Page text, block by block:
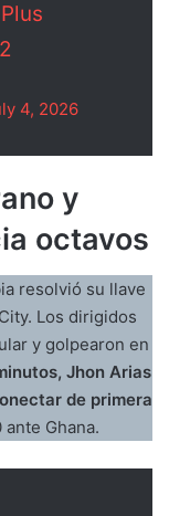
4, 2026
y
octavos
resolvió su llave
Los dirigidos
y golpearon en
Jhon Arias
de primera
Ghana.